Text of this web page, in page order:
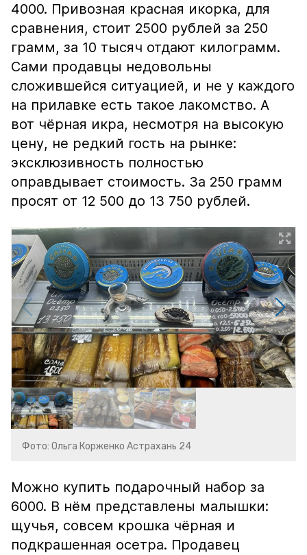
4000. Привозная красная икорка, для
сравнения, стоит 2500 рублей за 250
грамм, за 10 тысяч отдают килограмм.
Сами продавцы недовольны
сложившейся ситуацией, и не у каждого
на прилавке есть такое лакомство. А
вот чёрная икра, несмотря на высокую
цену, не редкий гость на рынке:
эксклюзивность полностью
оправдывает стоимость. За 250 грамм
просят от 12 500 до 13 750 рублей.
Фото: Ольга Корженко Астрахань 24
Можно купить подарочный набор за
6000. В нём представлены малышки:
щучья, совсем крошка чёрная и
подкрашенная осетра. Продавец